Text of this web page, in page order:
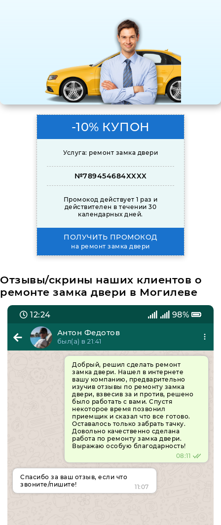
-10% КУПОН
Услуга: ремонт замка двери
№789454684XXXX
Промокод действует 1 раз и
действителен в течении 30
календарных дней.
ПОЛУЧИТЬ ПРОМОКОД
на ремонт замка двери
Отзывы/скрины наших клиентов о
ремонте замка двери в Могилеве
12:24
98%
Антон Федотов
был(а) в 21:41
Добрый, решил сделать ремонт
замка двери. Нашел в интернете
вашу компанию, предварительно
изучив отзывы по ремонту замка
двери, взвесив за и против, решено
было работать с вами. Спустя
некоторое время позвонил
приемщик и сказал что все готово.
Оставалось только забрать тачку.
Довольно качественно сделана
работа по ремонту замка двери.
Выражаю особую благодарность!
08:11
Спасибо за ваш отзыв, если что
звоните/пишите!
11:07